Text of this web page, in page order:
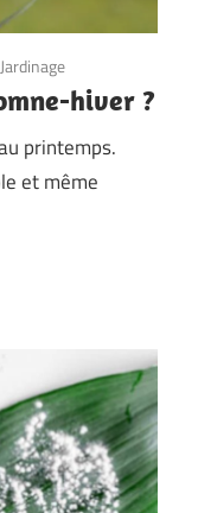
Jardinage
hiver ?
printemps.
et même